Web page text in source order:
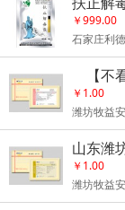
￥999.00
石家庄利
【不
药物治疗
￥1.00
潍坊牧益
山东潍
￥1.00
潍坊牧益